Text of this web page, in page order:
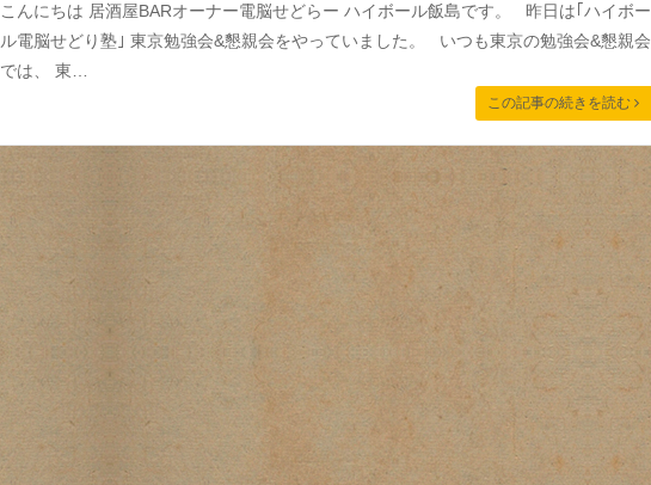
こんにちは 居酒屋BARオーナー電脳せどらー ハイボール飯島です。 昨日は｢ハイボー
ル電脳せどり塾｣ 東京勉強会&懇親会をやっていました。 いつも東京の勉強会&懇親会
では、 東…
この記事の続きを読む